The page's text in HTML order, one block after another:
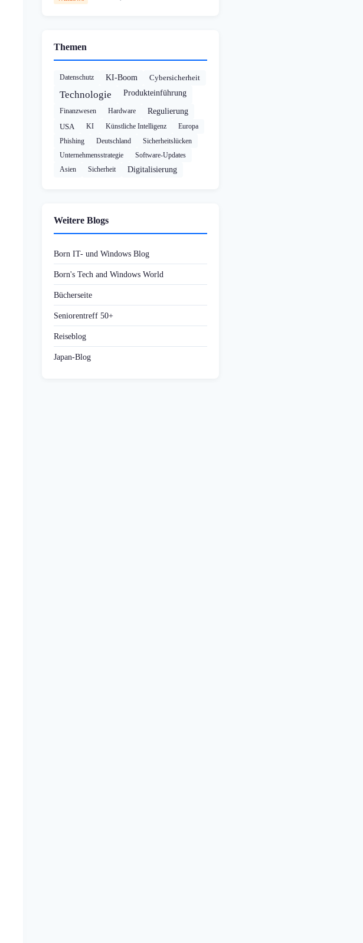
Themen
Datenschutz KI-Boom Cybersicherheit
Technologie Produkteinführung
Finanzwesen Hardware
Regulierung
USA
KI Künstliche Intelligenz
Europa
Phishing
Deutschland
Sicherheitslücken
Unternehmensstrategie
Software-Updates
Asien
Sicherheit Digitalisierung
Weitere Blogs
Born IT- und Windows Blog
Born's Tech and Windows World
Bücherseite
Seniorentreff 50+
Reiseblog
Japan-Blog